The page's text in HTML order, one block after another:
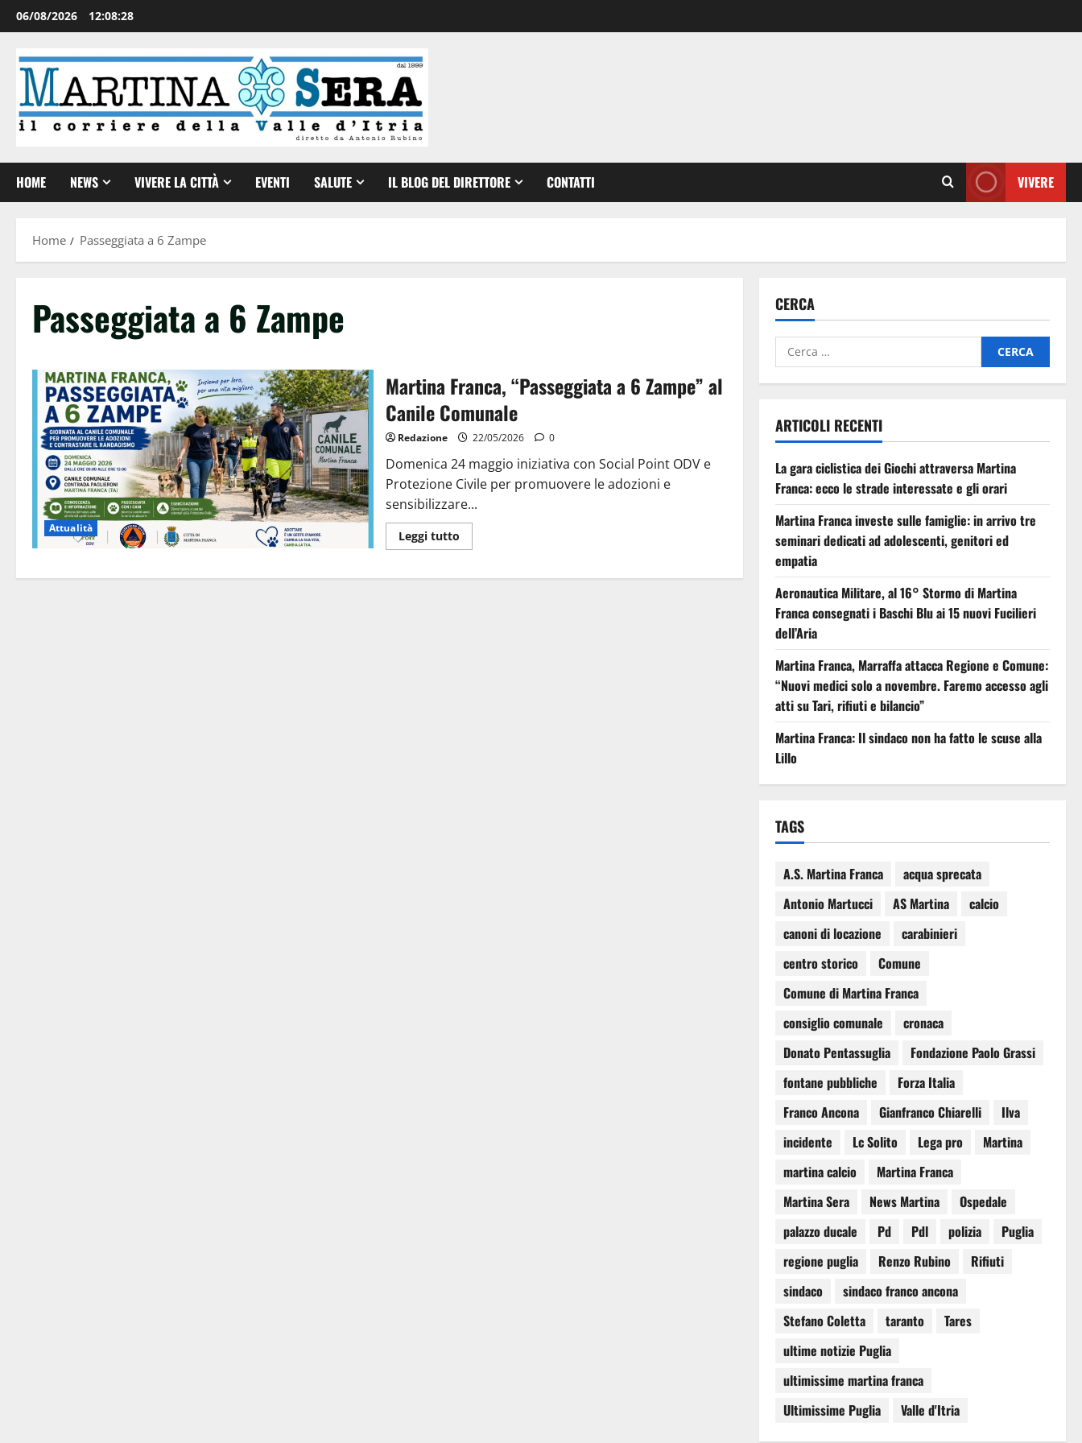
06/08/2026 12:08:28
HOME NEWS VIVERE LA CITTÀ EVENTI SALUTE IL BLOG DEL DIRETTORE CONTATTI VIVERE
Home Passeggiata a 6 Zampe
Passeggiata a 6 Zampe
Attualità
Martina Franca, “Passeggiata a 6 Zampe” al
Canile Comunale
Redazione 22/05/2026 0
Domenica 24 maggio iniziativa con Social Point ODV e
Protezione Civile per promuovere le adozioni e
sensibilizzare...
Leggi tutto
CERCA
ARTICOLI RECENTI
La gara ciclistica dei Giochi attraversa Martina
Franca: ecco le strade interessate e gli orari
Martina Franca investe sulle famiglie: in arrivo tre
seminari dedicati ad adolescenti, genitori ed
empatia
Aeronautica Militare, al 16° Stormo di Martina
Franca consegnati i Baschi Blu ai 15 nuovi Fucilieri
dell’Aria
Martina Franca, Marraffa attacca Regione e Comune:
“Nuovi medici solo a novembre. Faremo accesso agli
atti su Tari, rifiuti e bilancio”
Martina Franca: Il sindaco non ha fatto le scuse alla
Lillo
TAGS
A.S. Martina Franca
acqua sprecata
Antonio Martucci
AS Martina
calcio
canoni di locazione
carabinieri
centro storico
Comune
Comune di Martina Franca
consiglio comunale
cronaca
Donato Pentassuglia
Fondazione Paolo Grassi
fontane pubbliche
Forza Italia
Franco Ancona
Gianfranco Chiarelli
Ilva
incidente
Lc Solito Lega pro
Martina
martina calcio
Martina Franca
Martina Sera
News Martina
Ospedale
palazzo ducale
Pd Pdl polizia
Puglia
regione puglia
Renzo Rubino
Rifiuti
sindaco
sindaco franco ancona
Stefano Coletta
taranto
Tares
ultime notizie Puglia
ultimissime martina franca
Ultimissime Puglia
Valle d'Itria